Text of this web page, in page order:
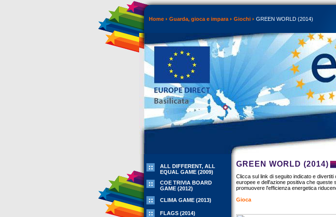
Home Guarda, gioca e impara Giochi GREEN WORLD (2014)
ALL DIFFERENT, ALL
EQUAL GAME (2009)
COE TRIVIA BOARD
GAME (2012)
CLIMA GAME (2013)
FLAGS (2014)
GREEN WORLD (2014)
Clicca sul link di seguito indicato e
europee e dell'azione positiva che
promuovere l'efficienza energetica
Gioca